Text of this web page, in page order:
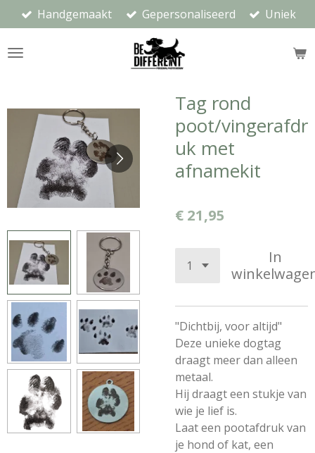
direct
naar
Handgemaakt Gepersonaliseerd Uniek
Tag rond
poot/vingerafdr
uk met
afnamekit
€ 21,95
In
"Dichtbij, voor altijd"
Deze unieke dogtag
draagt meer dan alleen
metaal.
Hij draagt een stukje van
wie je lief is.
Laat een pootafdruk van
je hond of kat, een